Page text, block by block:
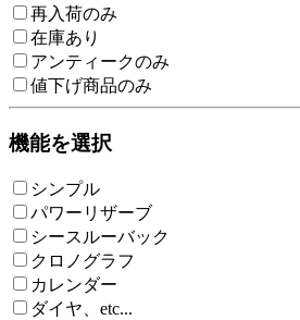
再入荷のみ
在庫あり
アンティークのみ
値下げ商品のみ
機能を選択
シンプル
パワーリザーブ
シースルーバック
クロノグラフ
カレンダー
ダイヤ、etc...